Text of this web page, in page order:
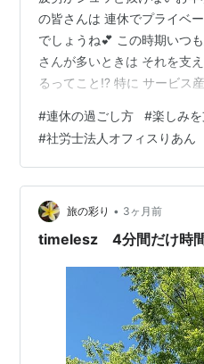
の皆さんは 連休でプライベ
でしょうね💕 この時期いつ
さんが多いときは それを支
るってこと⁉️ 特に サービス
ではないお仕事は 家族で楽
うね💦 こんなことを思うの
ている疲労を多少でも解消
す（笑）（笑） 仕事のペー
図的にルーズにし 心身を解
#連休の過ごし方 #楽しみ
#社労士法人オフィスりあん
旅の彩り • 3ヶ月前
timelesz 4分間だけ時